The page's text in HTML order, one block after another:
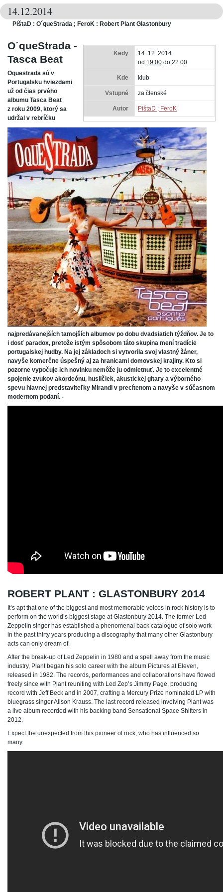
14.12.2014
PištaD : O´queStrada ; FeroK : Robert Plant Glastonbury
Kedy
14. 12. 2014
od 19:00 do 22:00
Kde klub
Vstupné za členské
Autor PištaD ; FeroK
O´queStrada -
Tasca Beat
Oquestrada sú v
Portugalsku hviezdami
už od čias prvého
albumu Tasca Beat
z roku 2009, ktorý sa
udržal v rebríčku
najpredávanejších tamojších albumov po dobu dvadsiatich týždňov. Je to
i dosť paradox, pretože istým spôsobom táto skupina mení tradície
portugalskej hudby. Na jej základoch si vytvorila svoj vlastný žáner,
navyše komerčne úspešný aj za hranicami domovskej krajiny. Kto si
pozorne vypočuje ich novinku nemôže ju odmietnuť. Je to excelentné
spojenie zvukov akordeónu, husličiek, akustickej gitary a výborného
spevu hlavnej predstaviteľky Mirandi v precítenom a navyše v súčasnom
modernom podaní. -
ROBERT PLANT : GLASTONBURY 2014
It’s apt that one of the biggest and most memorable voices in rock history is to
perform on the world’s biggest stage at Glastonbury 2014. The former Led
Zeppelin singer has established a phenomenal back catalogue of solo work
in the past thirty years producing a discography that many other Glastonbury
acts can only dream of.
After the break-up of Led Zeppelin in 1980 and a spell away from the music
industry, Plant began his solo career with the album Pictures at Eleven,
released in 1982. The records, performances and collaborations have flowed
freely since with Plant reuniting with Led Zep’s Jimmy Page, producing
record with Jeff Beck and in 2007, crafting a Mercury Prize nominated LP with
bluegrass singer Alison Krauss. The last record released involving Plant was
a live album recorded with his backing band Sensational Space Shifters in
2012.
Expect the unexpected from this pioneer of rock, who has influenced so
many.